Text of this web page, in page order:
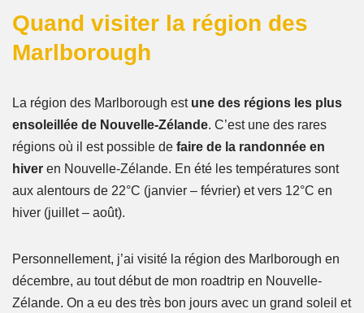
Quand visiter la région des
Marlborough
La région des Marlborough est une des régions les plus
ensoleillée de Nouvelle-Zélande. C’est une des rares
régions où il est possible de faire de la randonnée en
hiver en Nouvelle-Zélande. En été les températures sont
aux alentours de 22°C (janvier – février) et vers 12°C en
hiver (juillet – août).
Personnellement, j’ai visité la région des Marlborough en
décembre, au tout début de mon roadtrip en Nouvelle-
Zélande. On a eu des très bon jours avec un grand soleil et